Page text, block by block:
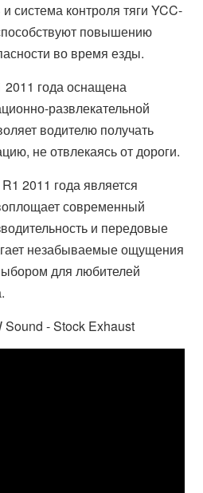
система контроля тяги YCC-
повышению
во время езды.
2011 года оснащена
развлекательной
водителю получать
не отвлекаясь от дороги.
2011 года является
современный
и передовые
незабываемые ощущения
для любителей
Sound - Stock Exhaust